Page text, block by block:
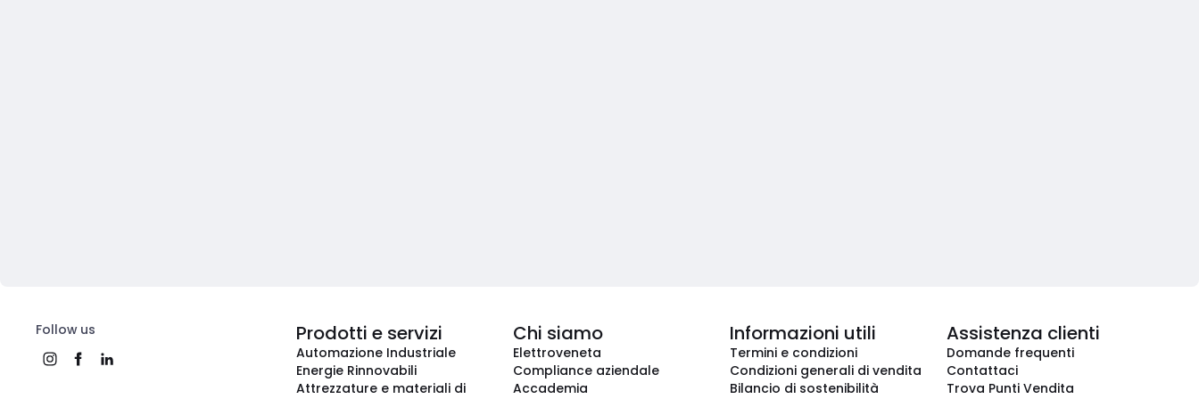
Follow us Prodotti e servizi
Automazione Industriale
Energie Rinnovabili
Attrezzature e materiali di
Chi siamo
Elettroveneta
Compliance aziendale
Accademia
Informazioni utili
Termini e condizioni
Condizioni generali di vendita
Bilancio di sostenibilità
Assistenza clienti
Domande frequenti
Contattaci
Trova Punti Vendita